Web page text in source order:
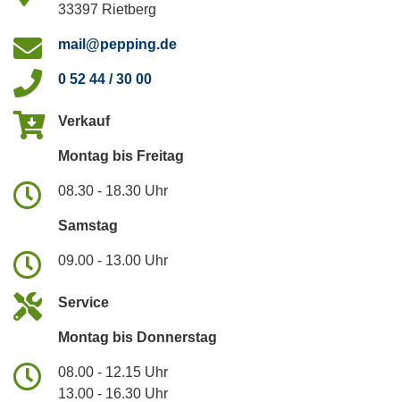
33397 Rietberg
mail@pepping.de
0 52 44 / 30 00
Verkauf
Montag bis Freitag
08.30 - 18.30 Uhr
Samstag
09.00 - 13.00 Uhr
Service
Montag bis Donnerstag
08.00 - 12.15 Uhr
13.00 - 16.30 Uhr